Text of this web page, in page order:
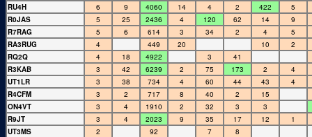
RU4H
6 9 4060 14 4 2 422
5
R0JAS
5 25 2436 4 120 62 14
9
R7RAG
5 6 614 3 34 2 4
5
RA3RUG
4 449 20 10
2
RQ2Q
4 18 4922 3
41
R3KAB
3 42 6239 2 75 173 2
4
UT1LR
3 38 734 4 60 44 43
4
R4CFM
3 2 717 8 40 2
15
ON4VT
3 4 1910 2 32 3
3
R9JT
3 4 2023 9 35 17 12
1
UT3MS
2 92 7
8